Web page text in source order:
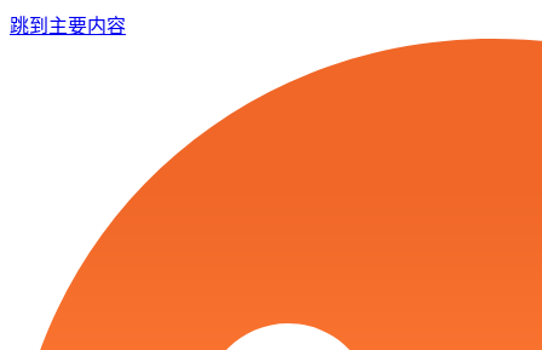
跳到主要内容